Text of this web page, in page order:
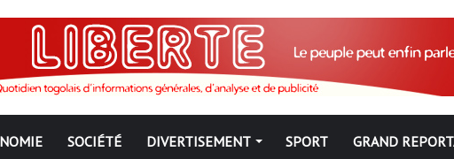
SOCIÉTÉ DIVERTISEMENT SPORT GRAND